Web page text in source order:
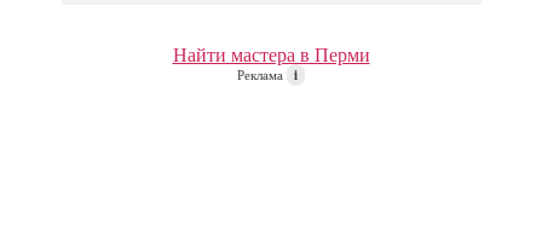
Найти мастера в Перми
Реклама i